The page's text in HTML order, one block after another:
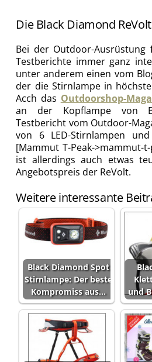
Die Black Diamond
Bei der Outdoor-Ausrüstung
Testberichte immer ganz
unter anderem einen vom
der die Stirnlampe in
Acch das Outdoorshop-
an der Kopflampe von
Testbericht vom Outdoor-
von 6 LED-Stirnlampen
[Mammut T-Peak->mammut-
ist allerdings auch etwas
Angebotspreis der ReVolt.
Weitere interessante
Black Diamond Spot
Stirnlampe: Der beste
Kompromiss aus…
und